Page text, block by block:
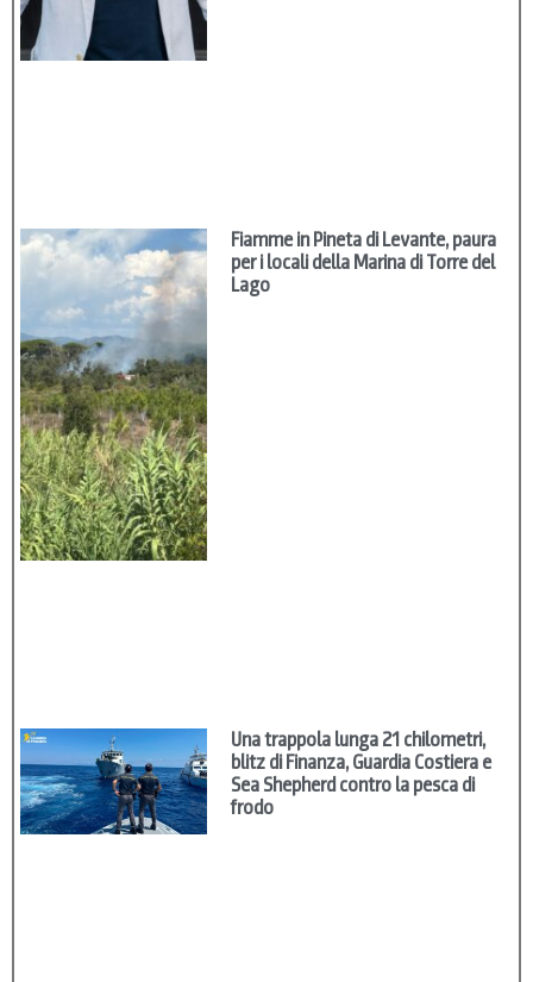
Fiamme in Pineta di Levante, paura
per i locali della Marina di Torre del
Lago
Una trappola lunga 21 chilometri,
blitz di Finanza, Guardia Costiera e
Sea Shepherd contro la pesca di
frodo